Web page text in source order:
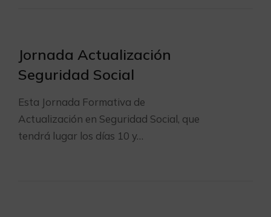
Jornada Actualización
Seguridad Social
Esta Jornada Formativa de
Actualización en Seguridad Social, que
tendrá lugar los días 10 y…